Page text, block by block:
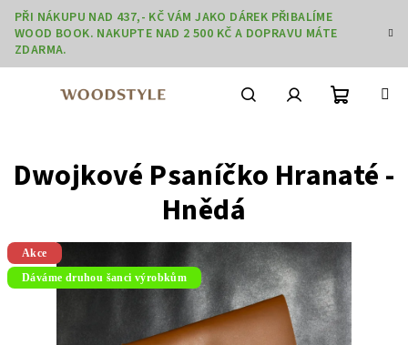
Přejít
obsah
PŘI NÁKUPU NAD 437,- KČ VÁM JAKO DÁREK PŘIBALÍME
WOOD BOOK. NAKUPTE NAD 2 500 KČ A DOPRAVU MÁTE
ZDARMA.
košík
Dwojkové Psaníčko Hranaté -
Hnědá
Akce
Dáváme druhou šanci výrobkům